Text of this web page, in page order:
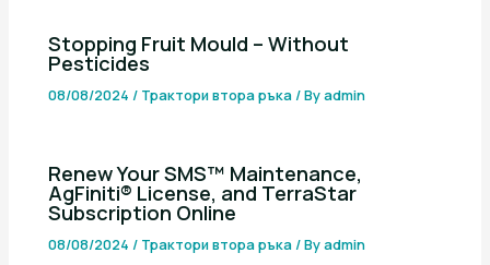
Stopping Fruit Mould – Without
Pesticides
08/08/2024 / Трактори втора ръка / Byadmin
Renew Your SMS™ Maintenance,
AgFiniti® License, and TerraStar
Subscription Online
08/08/2024/ Трактори втора ръка/ Byadmin